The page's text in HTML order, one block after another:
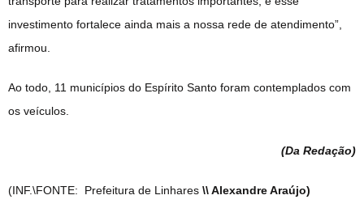
investimento fortalece ainda mais a nossa rede de atendimento”,
afirmou.
Ao todo, 11 municípios do Espírito Santo foram contemplados com
os veículos.
(Da Redação)
(INF.\FONTE: Prefeitura de Linhares \\ Alexandre Araújo)